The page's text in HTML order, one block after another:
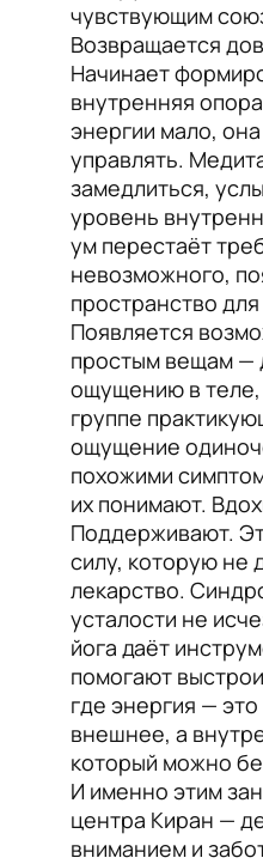
чувствующим
Возвращается
Начинает
внутренняя
энергии мало,
управлять.
замедлиться,
уровень
ум перестаёт
невозможного,
пространство
Появляется
простым вещам —
ощущению в
группе
ощущение
похожими
их понимают.
Поддерживают.
силу, которую не
лекарство.
усталости не
йога даёт
помогают
где энергия —
внешнее, а
который можно
И именно этим
центра Киран —
вниманием и